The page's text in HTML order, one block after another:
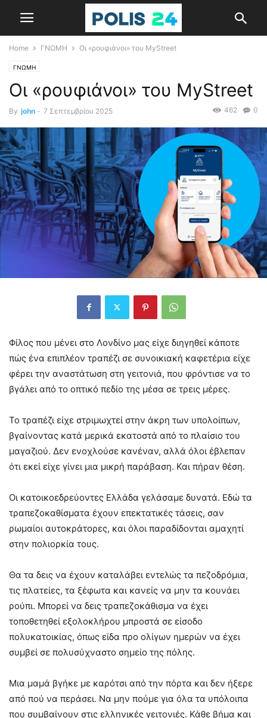
Home ΓΝΩΜΗ Οι «ρουφιάνοι» του MyStreet
ΓΝΩΜΗ
Οι «ρουφιάνοι» του MyStreet
By john - 7 Σεπτεμβρίου 2025 0
462
Φίλος που μένει στο Λονδίνο μας είχε διηγηθεί κάποτε
πώς ένα επιπλέον τραπέζι σε συνοικιακή καφετέρια είχε
φέρει την αναστάτωση στη γειτονιά, που φρόντισε να το
βγάλει από το οπτικό πεδίο της μέσα σε τρεις μέρες.
Το τραπέζι είχε στριμωχτεί στην άκρη των υπολοίπων,
βγαίνοντας κατά μερικά εκατοστά από το πλαίσιο του
μαγαζιού. Δεν ενοχλούσε κανέναν, αλλά όλοι έβλεπαν
ότι εκεί είχε γίνει μια μικρή παράβαση. Και πήραν θέση.
Οι κατοικοεδρεύοντες Ελλάδα γελάσαμε δυνατά. Εδώ τα
τραπεζοκαθίσματα έχουν επεκτατικές τάσεις, σαν
ρωμαίοι αυτοκράτορες, και όλοι παραδίδονται αμαχητί
στην πολιορκία τους.
Θα τα δεις να έχουν καταλάβει εντελώς τα πεζοδρόμια,
τις πλατείες, τα ξέφωτα και κανείς να μην τα κουνάει
ρούπι. Μπορεί να δεις τραπεζοκάθισμα να έχει
τοποθετηθεί εξολοκλήρου μπροστά σε είσοδο
πολυκατοικίας, όπως είδα προ ολίγων ημερών να έχει
συμβεί σε πολυσύχναστο σημείο της πόλης.
Μια μαμά βγήκε με καρότσι από την πόρτα και δεν ήξερε
από πού να περάσει. Να μην πούμε για όλα τα υπόλοιπα
που συμβαίνουν στις ελληνικές γειτονιές. Κάθε βήμα και